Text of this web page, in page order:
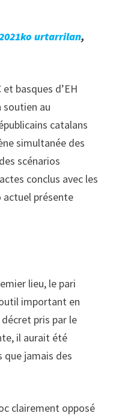
urtarrilan,
basques d’EH
soutien au
catalans
simultanée des
scénarios
conclus avec les
actuel présente
lieu, le pari
important en
pris par le
il aurait été
jamais des
clairement opposé